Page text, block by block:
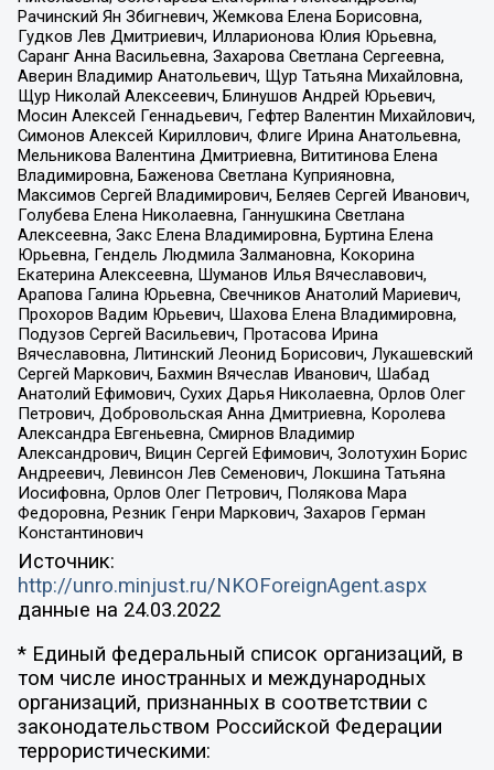
Рачинский Ян Збигневич, Жемкова Елена Борисовна,
Гудков Лев Дмитриевич, Илларионова Юлия Юрьевна,
Саранг Анна Васильевна, Захарова Светлана Сергеевна,
Аверин Владимир Анатольевич, Щур Татьяна Михайловна,
Щур Николай Алексеевич, Блинушов Андрей Юрьевич,
Мосин Алексей Геннадьевич, Гефтер Валентин Михайлович,
Симонов Алексей Кириллович, Флиге Ирина Анатольевна,
Мельникова Валентина Дмитриевна, Вититинова Елена
Владимировна, Баженова Светлана Куприяновна,
Максимов Сергей Владимирович, Беляев Сергей Иванович,
Голубева Елена Николаевна, Ганнушкина Светлана
Алексеевна, Закс Елена Владимировна, Буртина Елена
Юрьевна, Гендель Людмила Залмановна, Кокорина
Екатерина Алексеевна, Шуманов Илья Вячеславович,
Арапова Галина Юрьевна, Свечников Анатолий Мариевич,
Прохоров Вадим Юрьевич, Шахова Елена Владимировна,
Подузов Сергей Васильевич, Протасова Ирина
Вячеславовна, Литинский Леонид Борисович, Лукашевский
Сергей Маркович, Бахмин Вячеслав Иванович, Шабад
Анатолий Ефимович, Сухих Дарья Николаевна, Орлов Олег
Петрович, Добровольская Анна Дмитриевна, Королева
Александра Евгеньевна, Смирнов Владимир
Александрович, Вицин Сергей Ефимович, Золотухин Борис
Андреевич, Левинсон Лев Семенович, Локшина Татьяна
Иосифовна, Орлов Олег Петрович, Полякова Мара
Федоровна, Резник Генри Маркович, Захаров Герман
Константинович
Источник:
http://unro.minjust.ru/NKOForeignAgent.aspx
данные на 24.03.2022
* Единый федеральный список организаций, в
том числе иностранных и международных
организаций, признанных в соответствии с
законодательством Российской Федерации
террористическими: